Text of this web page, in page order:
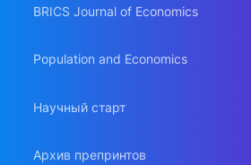
BRICS Journal of Economics
Population and Economics
Научный старт
Архив препринтов